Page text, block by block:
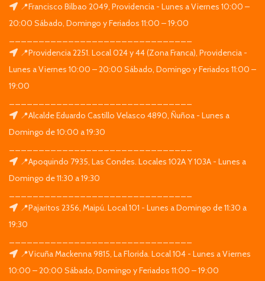
📍Francisco Bilbao 2049, Providencia - Lunes a Viernes 10:00 –
20:00 Sábado, Domingo y Feriados 11:00 – 19:00
📍Providencia 2251. Local 024 y 44 (Zona Franca), Providencia -
Lunes a Viernes 10:00 – 20:00 Sábado, Domingo y Feriados 11:00 –
19:00
📍Alcalde Eduardo Castillo Velasco 4890, Ñuñoa - Lunes a
Domingo de 10:00 a 19:30
📍Apoquindo 7935, Las Condes. Locales 102A Y 103A - Lunes a
Domingo de 11:30 a 19:30
📍Pajaritos 2356, Maipú. Local 101 - Lunes a Domingo de 11:30 a
19:30
📍Vicuña Mackenna 9815, La Florida. Local 104 - Lunes a Viernes
10:00 – 20:00 Sábado, Domingo y Feriados 11:00 – 19:00